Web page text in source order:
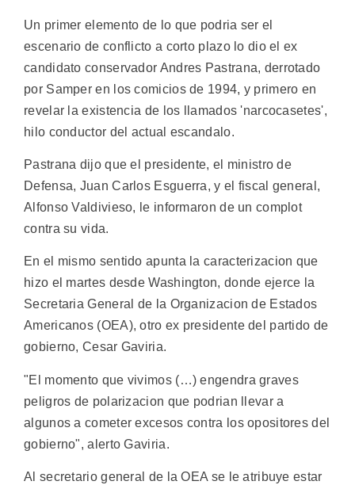
Un primer elemento de lo que podria ser el
escenario de conflicto a corto plazo lo dio el ex
candidato conservador Andres Pastrana, derrotado
por Samper en los comicios de 1994, y primero en
revelar la existencia de los llamados 'narcocasetes',
hilo conductor del actual escandalo.
Pastrana dijo que el presidente, el ministro de
Defensa, Juan Carlos Esguerra, y el fiscal general,
Alfonso Valdivieso, le informaron de un complot
contra su vida.
En el mismo sentido apunta la caracterizacion que
hizo el martes desde Washington, donde ejerce la
Secretaria General de la Organizacion de Estados
Americanos (OEA), otro ex presidente del partido de
gobierno, Cesar Gaviria.
"El momento que vivimos (…) engendra graves
peligros de polarizacion que podrian llevar a
algunos a cometer excesos contra los opositores del
gobierno", alerto Gaviria.
Al secretario general de la OEA se le atribuye estar